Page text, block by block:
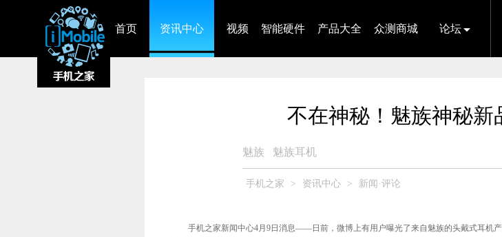
首页 资讯中心 视频 智能硬件 产品大全 众测商城 论坛
不在神秘！魅族神秘新
魅族 魅族耳机
手机之家 > 资讯中心 > 新闻·评论
手机之家新闻中心4月9日消息——日前，微博上有用户曝光了来自魅族的头戴式耳机产